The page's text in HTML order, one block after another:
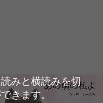
みと横読みを切
きます。